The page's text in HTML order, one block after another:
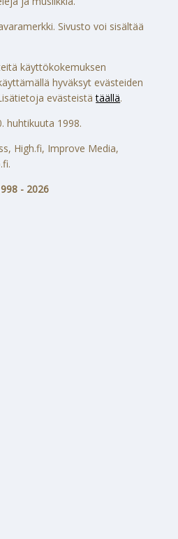
Sivusto voi sisältää
käyttökokemuksen
hyväksyt evästeiden
evästeistätäällä.
huhtikuuta 1998.
High.fi, Improve Media,
- 2026